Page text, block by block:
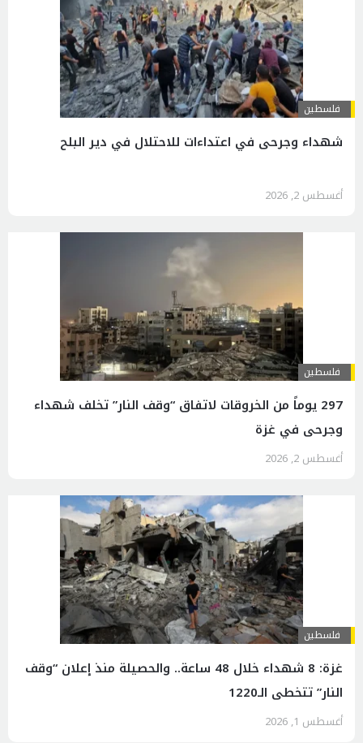
فلسطين
شهداء وجرحى في اعتداءات للاحتلال في دير البلح
أغسطس 2, 2026
فلسطين
297 يوماً من الخروقات لاتفاق “وقف النار” تخلف شهداء
وجرحى في غزة
أغسطس 2, 2026
فلسطين
غزة: 8 شهداء خلال 48 ساعة.. والحصيلة منذ إعلان “وقف
النار” تتخطى الـ1220
أغسطس 1, 2026